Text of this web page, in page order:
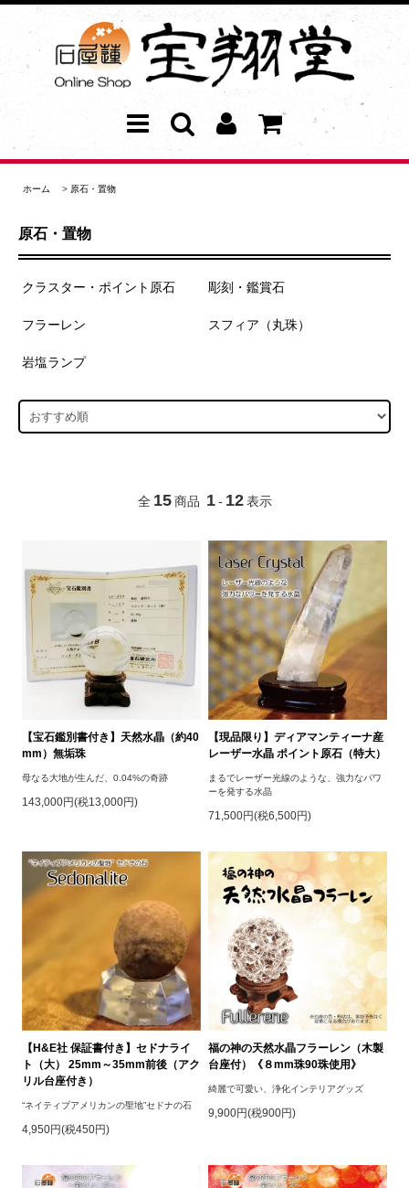
ホーム > 原石・置物
原石・置物
クラスター・ポイント原石 彫刻・鑑賞石
フラーレン スフィア（丸珠）
岩塩ランプ
全 15 商品 1 - 12 表示
【宝石鑑別書付き】天然水晶（約40
mm）無垢珠
母なる大地が生んだ、0.04%の奇跡
143,000円(税13,000円)
【現品限り】ディアマンティーナ産
レーザー水晶 ポイント原石（特大）
まるでレーザー光線のような、強力なパワ
ーを発する水晶
71,500円(税6,500円)
【H&E社 保証書付き】セドナライ
ト（大） 25mm～35mm前後（アク
リル台座付き）
“ネイティブアメリカンの聖地”セドナの石
4,950円(税450円)
福の神の天然水晶フラーレン（木製
台座付）《８mm珠90珠使用》
綺麗で可愛い、浄化インテリアグッズ
9,900円(税900円)